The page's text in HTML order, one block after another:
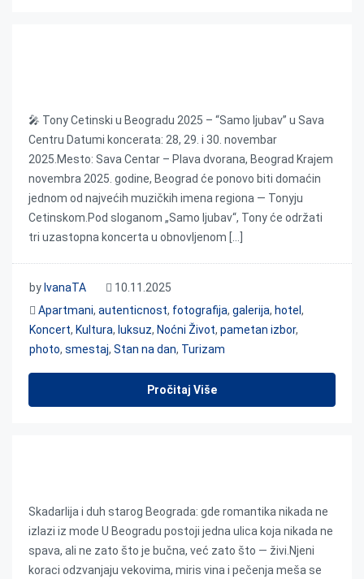
🎤 Tony Cetinski u Beogradu 2025 – “Samo ljubav” u Sava
Centru Datumi koncerata: 28, 29. i 30. novembar
2025.Mesto: Sava Centar – Plava dvorana, Beograd Krajem
novembra 2025. godine, Beograd će ponovo biti domaćin
jednom od najvećih muzičkih imena regiona — Tonyju
Cetinskom.Pod sloganom „Samo ljubav“, Tony će održati
tri uzastopna koncerta u obnovljenom […]
by IvanaTA
10.11.2025
Apartmani, autenticnost, fotografija, galerija, hotel ,
Koncert, Kultura, luksuz, Noćni Život, pametan izbor,
photo, smestaj, Stan na dan, Turizam
Pročitaj Više
Skadarlija i duh starog Beograda: gde romantika nikada ne
izlazi iz mode U Beogradu postoji jedna ulica koja nikada ne
spava, ali ne zato što je bučna, već zato što — živi.Njeni
koraci odzvanjaju vekovima, miris vina i pečenja meša se